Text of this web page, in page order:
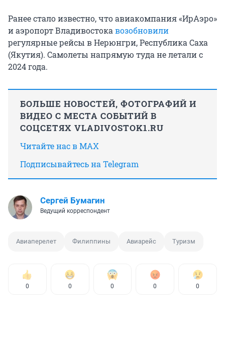
Ранее стало известно, что авиакомпания «ИрАэро»
и аэропорт Владивостокавозобновили
регулярные рейсы в Нерюнгри, Республика Саха
(Якутия). Самолеты напрямую туда не летали с
2024 года.
БОЛЬШЕ НОВОСТЕЙ, ФОТОГРАФИЙ И
ВИДЕО С МЕСТА СОБЫТИЙ В
СОЦСЕТЯХ VLADIVOSTOK1.RU
Читайте нас в MAX
Подписывайтесь на Telegram
Сергей Бумагин
Ведущий корреспондент
Авиаперелет Филиппины Авиарейс Туризм
0 0 0 0 0